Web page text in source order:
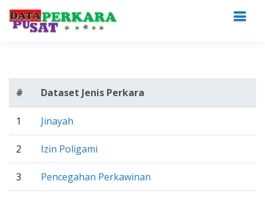
# Dataset Jenis Perkara
1 Jinayah
2 Izin Poligami
3 Pencegahan Perkawinan